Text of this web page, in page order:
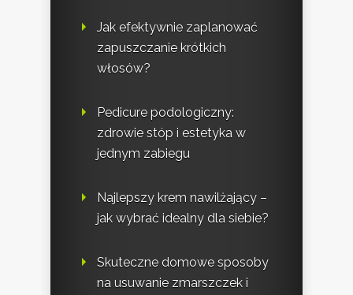
Jak efektywnie zaplanować
zapuszczanie krótkich
włosów?
Pedicure podologiczny:
zdrowie stóp i estetyka w
jednym zabiegu
Najlepszy krem nawilżający –
jak wybrać idealny dla siebie?
Skuteczne domowe sposoby
na usuwanie zmarszczek i